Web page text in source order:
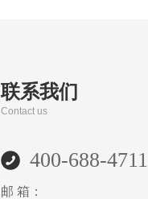
联系我们
Contact us
400-688-4711
邮 箱：